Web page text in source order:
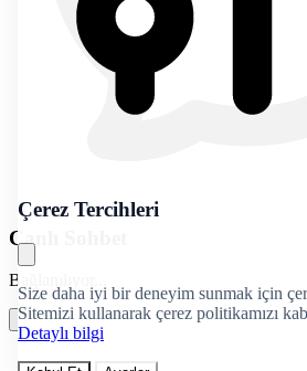
Çerez Tercihleri
Size daha iyi bir deneyim sunmak için
Sitemizi kullanarak çerez politikamızı
Detaylı bilgi
Canlı Sohbet
Bağlanılıyor...